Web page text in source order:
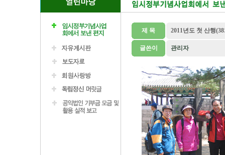
제 목 2011년도 첫 산행
글쓴이 관리자